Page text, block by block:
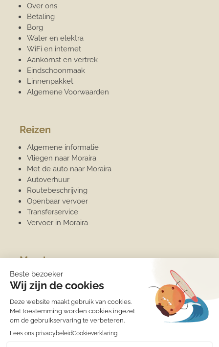
Over ons
Betaling
Borg
Water en elektra
WiFi en internet
Aankomst en vertrek
Eindschoonmaak
Linnenpakket
Algemene Voorwaarden
Reizen
Algemene informatie
Vliegen naar Moraira
Met de auto naar Moraira
Autoverhuur
Routebeschrijving
Openbaar vervoer
Transferservice
Vervoer in Moraira
Moraira
Algemene informatie
Overwinteren
Jachthaven
Sport
Strand
Het weer